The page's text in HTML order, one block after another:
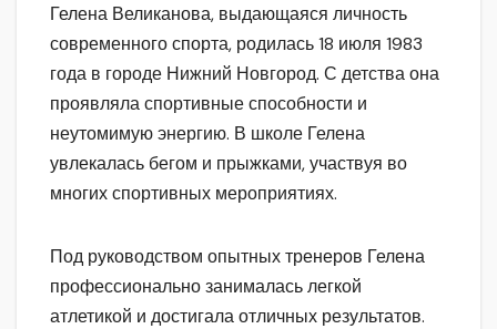
Гелена Великанова, выдающаяся личность
современного спорта, родилась 18 июля 1983
года в городе Нижний Новгород. С детства она
проявляла спортивные способности и
неутомимую энергию. В школе Гелена
увлекалась бегом и прыжками, участвуя во
многих спортивных мероприятиях.
Под руководством опытных тренеров Гелена
профессионально занималась легкой
атлетикой и достигала отличных результатов.